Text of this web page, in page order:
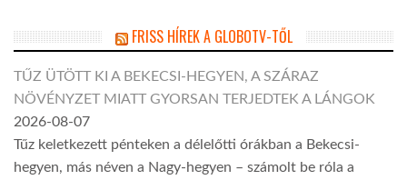
FRISS HÍREK A GLOBOTV-TŐL
TŰZ ÜTÖTT KI A BEKECSI-HEGYEN, A SZÁRAZ
NÖVÉNYZET MIATT GYORSAN TERJEDTEK A LÁNGOK
2026-08-07
Tűz keletkezett pénteken a délelőtti órákban a Bekecsi-
hegyen, más néven a Nagy-hegyen – számolt be róla a